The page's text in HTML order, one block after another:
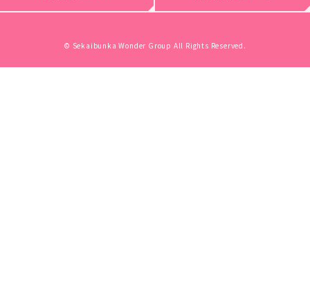
© Sekaibunka Wonder Group All Rights Reserved.